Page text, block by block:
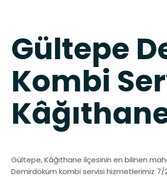
Gültepe
Kombi
Gültepe, Kâğıthane ilçesinin en bilinen
Demirdöküm kombi servisi hizmetlerimiz